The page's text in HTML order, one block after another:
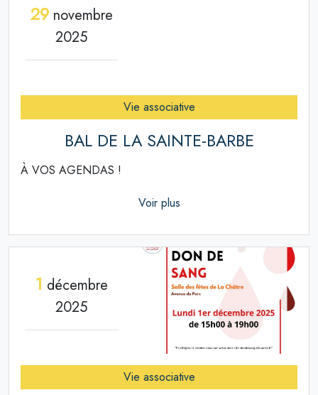
29novembre
2025
Vie associative
BAL DE LA SAINTE-BARBE
À VOS AGENDAS !
Voir plus
1 décembre
2025
Vie associative